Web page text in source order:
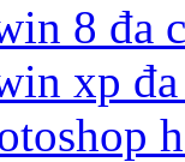
8 đa
xp